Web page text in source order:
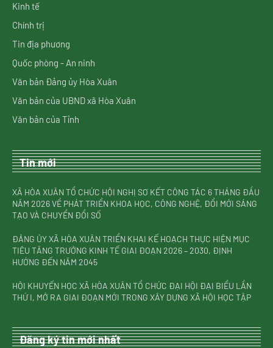
Kinh tế
Chính trị
Tin địa phương
Quốc phòng - An ninh
Văn bản Đảng ủy Hòa Xuân
Văn bản của UBND xã Hòa Xuân
Văn bản của Tỉnh
Tin mới
XÃ HÒA XUÂN TỔ CHỨC HỘI NGHỊ SƠ KẾT CÔNG TÁC 6 THÁNG ĐẦU
NĂM 2026 VỀ PHÁT TRIỂN KHOA HỌC, CÔNG NGHỆ, ĐỔI MỚI SÁNG
TẠO VÀ CHUYỂN ĐỔI SỐ
ĐẢNG ỦY XÃ HÒA XUÂN TRIỂN KHAI KẾ HOẠCH THỰC HIỆN MỤC
TIÊU TĂNG TRƯỞNG KINH TẾ GIAI ĐOẠN 2026 – 2030, ĐỊNH
HƯỚNG ĐẾN NĂM 2045
HỘI KHUYẾN HỌC XÃ HÒA XUÂN TỔ CHỨC ĐẠI HỘI ĐẠI BIỂU LẦN
THỨ I, MỞ RA GIAI ĐOẠN MỚI TRONG XÂY DỰNG XÃ HỘI HỌC TẬP
Đăng ký tin mới nhất